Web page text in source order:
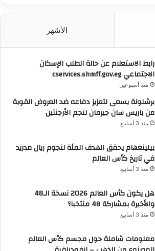
الأشهر
رابط الاستعلام عن حالة الطلب الإسكان
الاجتماعي cservices.shmff.gov.eg
منذ أسبوعين
برشلونة يسعى لتعزيز دفاعه ضد العروض القوية
من باريس سان جيرمان لنجم الأرجنتين
منذ 3 أسابيع
بيلينغهام يحقق الهدف المئة لنجوم ريال مدريد
في تاريخ كأس العالم
منذ 3 أسابيع
هل يكون كأس العالم 2026 نسخة الـ48
والأخيرة بمشاركة 48 منتخبا؟
منذ 3 أسابيع
معلومات شاملة حول مجسم كأس العالم